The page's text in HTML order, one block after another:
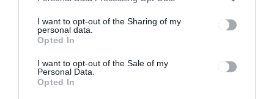
I want to opt-out of the Sharing of my
personal data.
Opted In
I want to opt-out of the Sale of my
Personal Data.
Opted In
HÍRLISTA
154 aktív eset a megyében